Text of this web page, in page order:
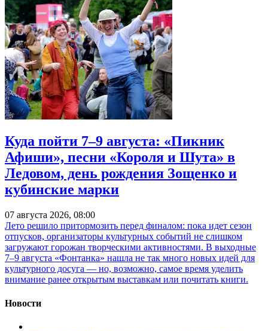
Куда пойти 7–9 августа: «Пикник
Афиши», песни «Короля и Шута» в
Ледовом, день рождения Зощенко и
кубинские марки
07 августа 2026, 08:00
Лето решило притормозить перед финалом: пока идет сезон
отпусков, организаторы культурных событий не слишком
загружают горожан творческими активностями. В выходные
7–9 августа «Фонтанка» нашла не так много новых идей для
культурного досуга — но, возможно, самое время уделить
внимание ранее открытым выставкам или почитать книги.
Новости